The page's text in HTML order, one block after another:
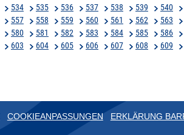
534 535 536 537 538 539 540
557 558 559 560 561 562 563
580 581 582 583 584 585 586
603 604 605 606 607 608 609
COOKIEANPASSUNGEN ERKLÄRUNG